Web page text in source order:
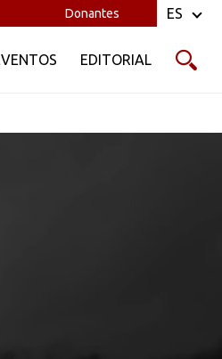
Donantes
EDITORIAL
ES